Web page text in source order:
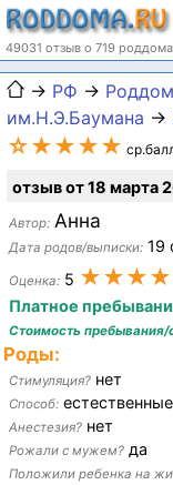
49031 отзыв о 719
→ РФ →
им.Н.Э.Баумана →
☆★★★★
отзыв от 18 марта
Автор: Анна
Дата родов/выписки: 19
Оценка: 5
Платное
Стоимость пребывания/
Роды:
Стимуляция? нет
Способ:
Анестезия? нет
Рожали с мужем? да
Положили ребенка на